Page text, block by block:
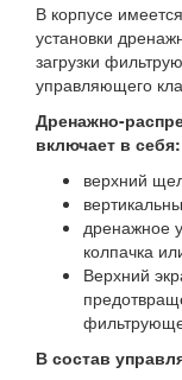
В корпусе
установки
загрузки
управляющего
Дренажно-
включает в себя:
верхний
дренажное
колпачка
Верхний
В состав